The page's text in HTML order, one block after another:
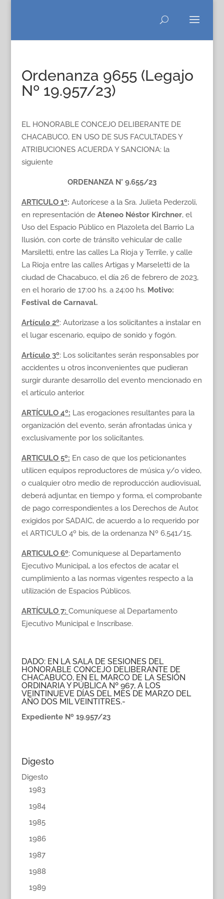
Ordenanza 9655 (Legajo
Nº 19.957/23)
EL HONORABLE CONCEJO DELIBERANTE DE
CHACABUCO, EN USO DE SUS FACULTADES Y
ATRIBUCIONES ACUERDA Y SANCIONA: la
siguiente
ORDENANZA N° 9.655/23
ARTICULO 1º: Autorícese a la Sra. Julieta Pederzoli,
en representación de Ateneo Néstor Kirchner, el
Uso del Espacio Público en Plazoleta del Barrio La
Ilusión, con corte de tránsito vehicular de calle
Marsiletti, entre las calles La Rioja y Terrile, y calle
La Rioja entre las calles Artigas y Marseletti de la
ciudad de Chacabuco, el día 26 de febrero de 2023,
en el horario de 17:00 hs. a 24:00 hs. Motivo:
Festival de Carnaval.
Artículo2º: Autorizase a los solicitantes a instalar en
el lugar escenario, equipo de sonido y fogón.
Artículo3º: Los solicitantes serán responsables por
accidentes u otros inconvenientes que pudieran
surgir durante desarrollo del evento mencionado en
el artículo anterior.
ARTÍCULO 4º: Las erogaciones resultantes para la
organización del evento, serán afrontadas única y
exclusivamente por los solicitantes.
ARTICULO 5º: En caso de que los peticionantes
utilicen equipos reproductores de música y/o video,
o cualquier otro medio de reproducción audiovisual,
deberá adjuntar, en tiempo y forma, el comprobante
de pago correspondientes a los Derechos de Autor,
exigidos por SADAIC, de acuerdo a lo requerido por
el ARTICULO 4º bis, de la ordenanza Nº 6.541/15.
ARTICULO 6º: Comuníquese al Departamento
Ejecutivo Municipal, a los efectos de acatar el
cumplimiento a las normas vigentes respecto a la
utilización de Espacios Públicos.
ARTÍCULO 7: Comuníquese al Departamento
Ejecutivo Municipal e Inscríbase.
DADO: EN LA SALA DE SESIONES DEL
HONORABLE CONCEJO DELIBERANTE DE
CHACABUCO, EN EL MARCO DE LA SESIÓN
ORDINARIA Y PÚBLICA Nº 967, A LOS
VEINTINUEVE DÍAS DEL MES DE MARZO DEL
AÑO DOS MIL VEINTITRES.-
Expediente Nº 19.957/23
Digesto
Digesto
1983
1984
1985
1986
1987
1988
1989